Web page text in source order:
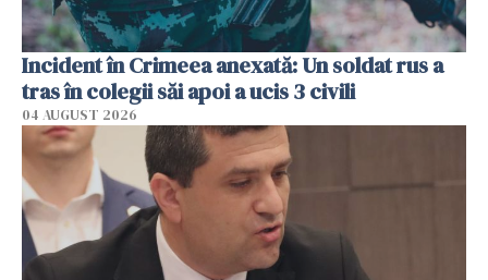
Incident în Crimeea anexată: Un soldat rus a
tras în colegii săi apoi a ucis 3 civili
04 AUGUST 2026